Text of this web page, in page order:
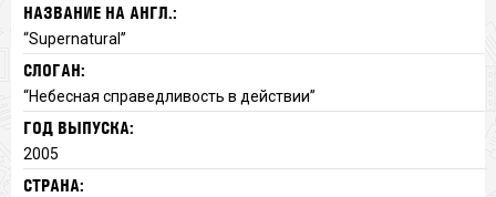
НАЗВАНИЕ НА АНГЛ.:
“Supernatural”
СЛОГАН:
“Небесная справедливость в действии”
ГОД ВЫПУСКА:
2005
СТРАНА: